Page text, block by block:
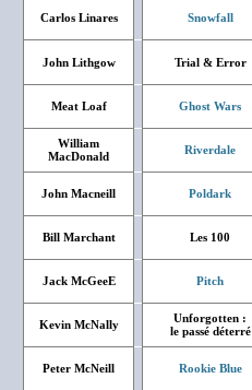
Carlos Linares Snowfall
John Lithgow Trial & Error
Meat Loaf Ghost Wars
William
MacDonald
Riverdale
John Macneill Poldark
Bill Marchant Les 100
Jack McGeeE Pitch
Kevin McNally
Unforgotten :
le passé déterré
Peter McNeill
Rookie Blue